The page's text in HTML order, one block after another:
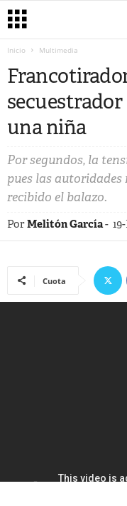
Inicio Multimedia
una niña
Por segundos, la
pues las
recibido el balazo.
PorMelitón García-
Cuota